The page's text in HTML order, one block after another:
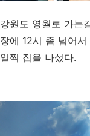
강원도 영월로 가는
장에 12시 좀 넘어
일찍 집을 나섰다.